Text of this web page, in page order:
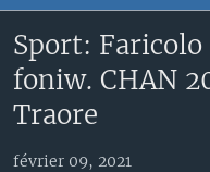
principale
Retour
recherche
AN BA FO!
FARAFINA FOLI
Learning English
SUIVEZ-NOUS
Sport:
foniw. CHAN
Traore
février 09, 2021